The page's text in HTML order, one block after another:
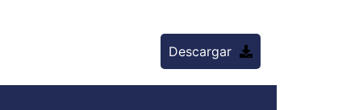
Descargar